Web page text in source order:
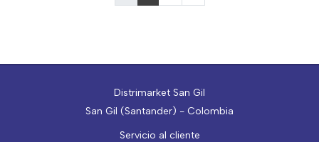
Distrimarket San Gil
San Gil (Santander) - Colombia
Servicio al cliente